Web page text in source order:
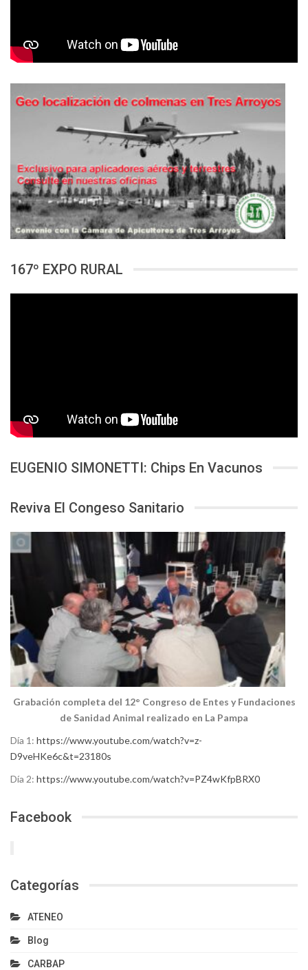
167º EXPO RURAL
EUGENIO SIMONETTI: Chips En Vacunos
Reviva El Congeso Sanitario
Grabación completa del 12° Congreso de Entes y Fundaciones
de Sanidad Animal realizado en La Pampa
Día 1: https://www.youtube.com/watch?v=z-
D9veHKe6c&t=23180s
Día 2: https://www.youtube.com/watch?v=PZ4wKfpBRX0
Facebook
Categorías
ATENEO
Blog
CARBAP